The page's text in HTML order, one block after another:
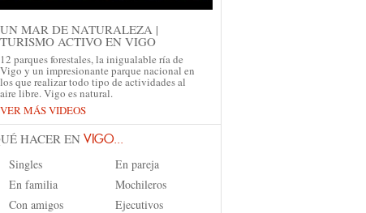
UN MAR DE NATURALEZA |
TURISMO ACTIVO EN VIGO
12 parques forestales, la inigualable ría de
Vigo y un impresionante parque nacional en
los que realizar todo tipo de actividades al
aire libre. Vigo es natural.
VER MÁS VIDEOS
HACER EN VIGO...
Singles
En pareja
En familia
Mochileros
Con amigos
Ejecutivos